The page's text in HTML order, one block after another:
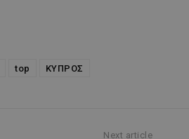
top ΚΥΠΡΟΣ
Next article